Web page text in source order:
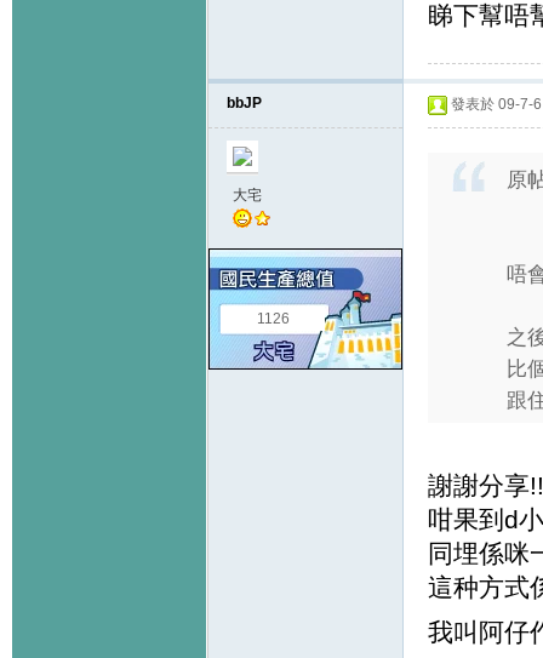
睇下幫
bbJP
大宅
1126
發表於 09-7-
原
唔
之
比
跟
謝謝分享!!
咁果到d
同埋係咪
這种方式
我叫阿仔